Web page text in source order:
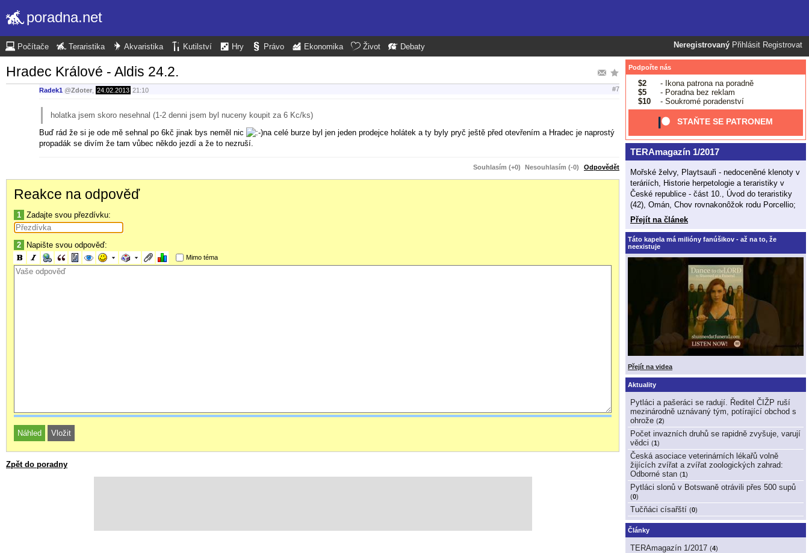
poradna.net
Neregistrovaný Přihlásit Registrovat
Počítače Teraristika Akvaristika Kutilství Hry Právo Ekonomika Život Debaty
Hradec Králové - Aldis 24.2.
Radek1 @Zdoter 24.02.2013 21:10 #7
holatka jsem skoro nesehnal (1-2 denni jsem byl nuceny koupit za 6 Kc/ks)
Buď rád že si je ode mě sehnal po 6kč jinak bys neměl nic
na celé burze byl jen jeden prodejce holátek a ty byly pryč ještě před otevřením a Hradec je naprostý
propadák se divím že tam vůbec někdo jezdí a že to nezruší.
Souhlasím (+0) Nesouhlasím (-0) Odpovědět
Reakce na odpověď
1 Zadajte svou přezdívku:
2 Napište svou odpověď:
Mimo téma
Zpět do poradny
Podpořte nás
$2
- Ikona patrona na poradně
$5
- Poradna bez reklam
$10
- Soukromé poradenství
STAŇTE SE PATRONEM
TERAmagazín 1/2017
Mořské želvy, Playtsauři - nedoceněné klenoty v
teráriích, Historie herpetologie a teraristiky v
České republice - část 10., Úvod do teraristiky
(42), Omán, Chov rovnakonôžok rodu Porcellio;
Přejít na článek
Táto kapela má milióny fanúšikov - až na to, že
neexistuje
Přejít na videa
Aktuality
Pytláci a pašeráci se radují. Ředitel ČIŽP ruší
mezinárodně uznávaný tým, potírající obchod s
ohrože (2)
Počet invazních druhů se rapidně zvyšuje, varují
vědci (1)
Česká asociace veterinárních lékařů volně
žijících zvířat a zvířat zoologických zahrad:
Odborné stan (1)
Pytláci slonů v Botswaně otrávili přes 500 supů
(0)
Tučňáci císařští (0)
Články
TERAmagazín 1/2017 (4)